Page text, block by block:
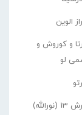
الوین
و کوروش و
لو
(نورالله)